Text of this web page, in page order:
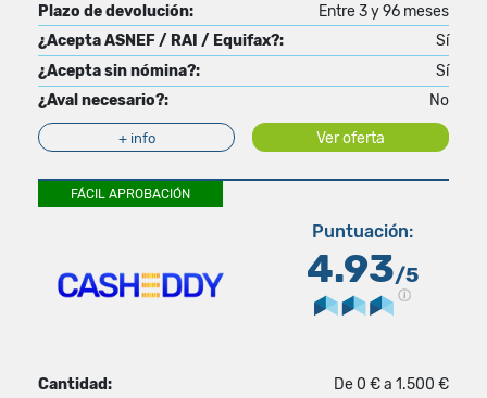
Plazo de devolución:
Entre 3 y 96 meses
¿Acepta ASNEF / RAI / Equifax?:
Sí
¿Acepta sin nómina?:
Sí
¿Aval necesario?:
No
+ info Ver oferta
FÁCIL APROBACIÓN
Puntuación:
4.93/5
Cantidad:
De 0 € a 1.500 €